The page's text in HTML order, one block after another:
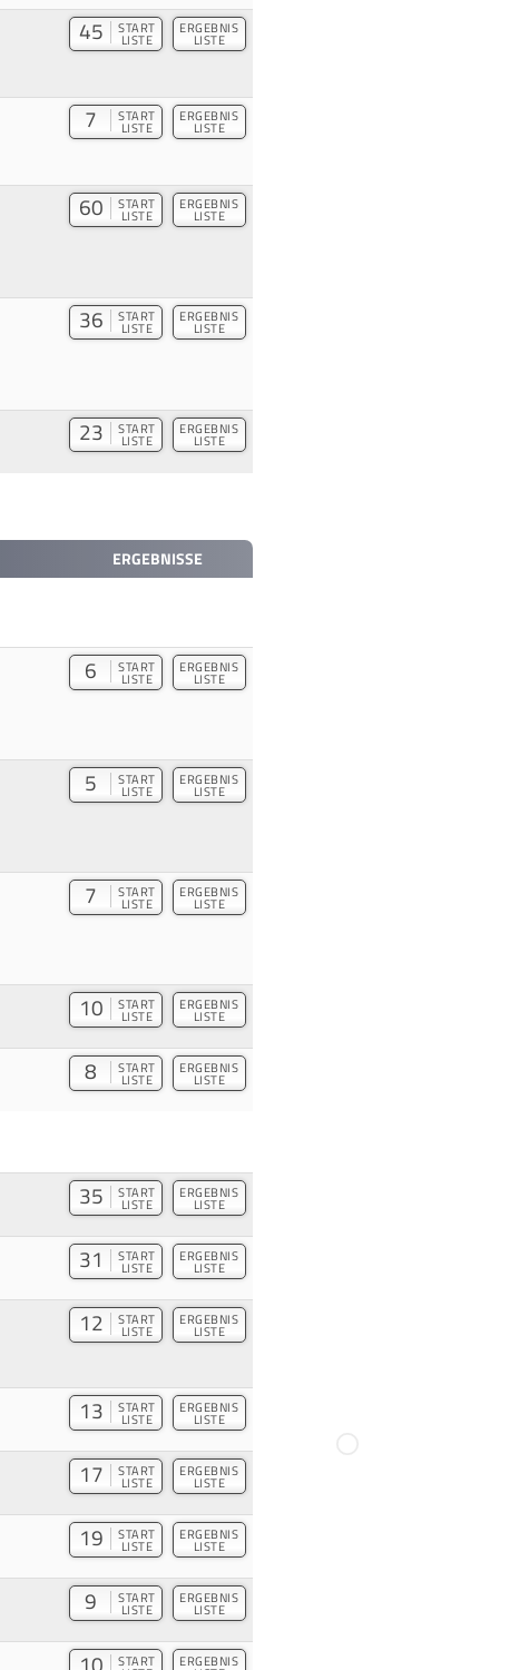
45 START
LISTE
ERGEBNIS
LISTE
7 START
LISTE
ERGEBNIS
LISTE
60 START
LISTE
ERGEBNIS
LISTE
36 START
LISTE
ERGEBNIS
LISTE
23 START
LISTE
ERGEBNIS
LISTE
ERGEBNISSE
6 START
LISTE
ERGEBNIS
LISTE
5 START
LISTE
ERGEBNIS
LISTE
7 START
LISTE
ERGEBNIS
LISTE
10 START
LISTE
ERGEBNIS
LISTE
8 START
LISTE
ERGEBNIS
LISTE
35 START
LISTE
ERGEBNIS
LISTE
31 START
LISTE
ERGEBNIS
LISTE
12 START
LISTE
ERGEBNIS
LISTE
13 START
LISTE
ERGEBNIS
LISTE
17 START
LISTE
ERGEBNIS
LISTE
19 START
LISTE
ERGEBNIS
LISTE
9 START
LISTE
ERGEBNIS
LISTE
START ERGEBNIS